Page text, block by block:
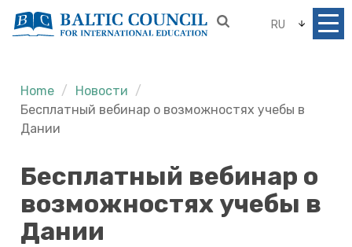
RU
Home
Новости
Бесплатный вебинар о возможностях учебы в
Дании
Бесплатный вебинар о
возможностях учебы в
Дании